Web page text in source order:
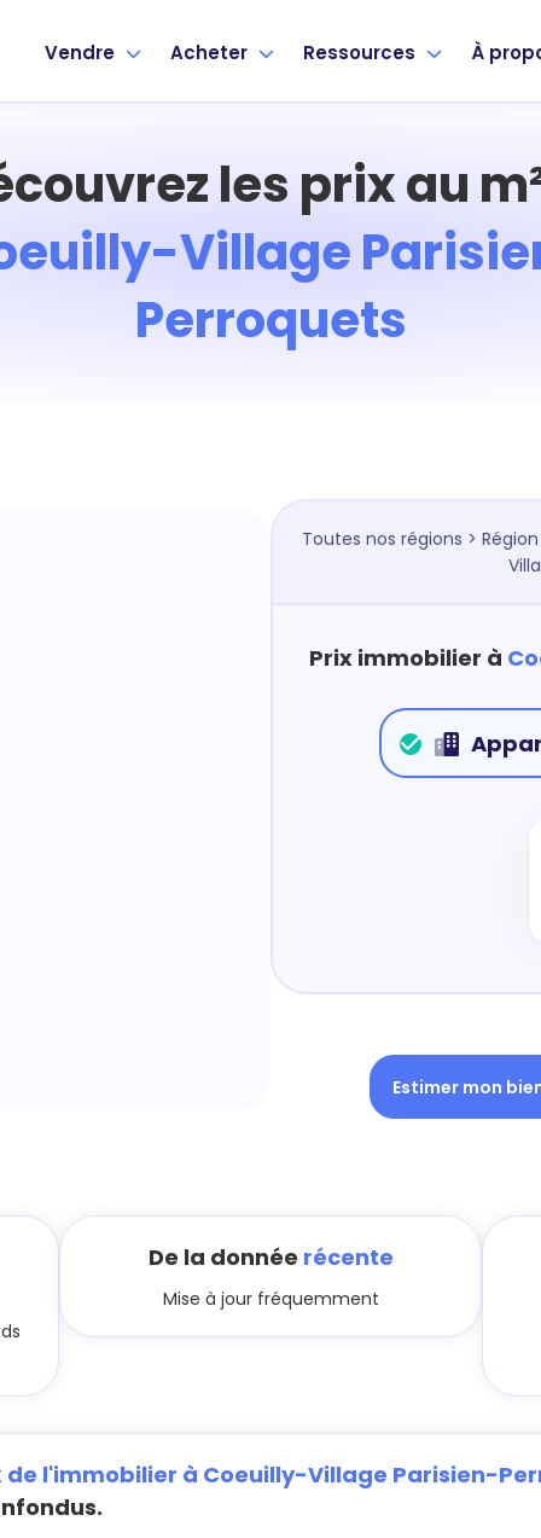
Vendre Acheter Ressources À
les prix au
Village
Perroquets
Toutes nos régions >
Prix immobilier à
Estimer mon
De la donnée récente
Mise à jour fréquemment
de l'immobilier à Coeuilly-Village Parisien-